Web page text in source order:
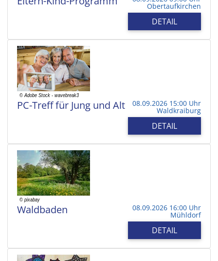
Obertaufkirchen
DETAIL
PC-Treff für Jung und Alt 08.09.2026 15:00 Uhr
Waldkraiburg
DETAIL
Waldbaden 08.09.2026 16:00 Uhr
Mühldorf
DETAIL